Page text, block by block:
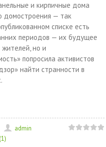
и кирпичные дома
домостроения — так
списке есть
периодов — их будущее
жителей, но и
попросила активистов
найти странности в
admin